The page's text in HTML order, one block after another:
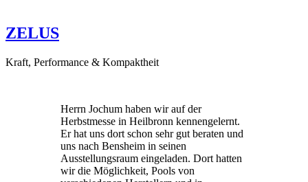
ZELUS
Kraft, Performance & Kompaktheit
Herrn Jochum haben wir auf der
Herbstmesse in Heilbronn kennengelernt.
Er hat uns dort schon sehr gut beraten und
uns nach Bensheim in seinen
Ausstellungsraum eingeladen. Dort hatten
wir die Möglichkeit, Pools von